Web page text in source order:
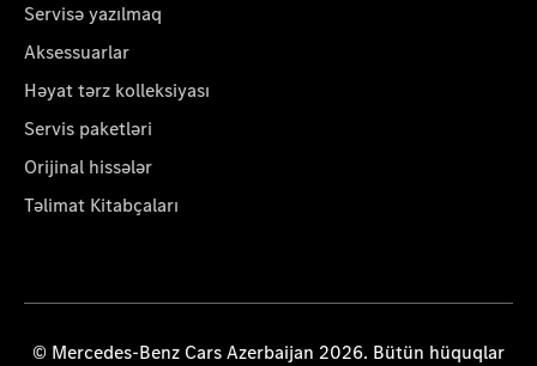
Servisə yazılmaq
Aksessuarlar
Həyat tərz kolleksiyası
Servis paketləri
Orijinal hissələr
Təlimat Kitabçaları
© Mercedes-Benz Cars Azerbaijan 2026. Bütün hüquqlar